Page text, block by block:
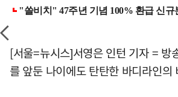
[서울=뉴시스]서영은 인턴 기자 = 방
를 앞둔 나이에도 탄탄한 바디라인의